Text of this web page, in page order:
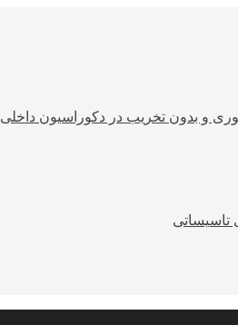
و بدون تخریب در دکوراسیون داخلی
تاسیساتی